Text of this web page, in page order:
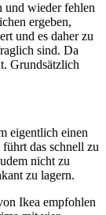
und wieder fehlen
ergeben,
und es daher zu
sind. Da
Grundsätzlich
eigentlich einen
das schnell zu
nicht zu
zu lagern.
Ikea empfohlen